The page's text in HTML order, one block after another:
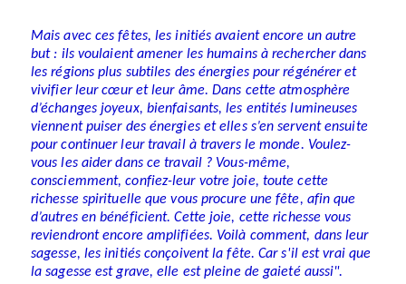
Mais avec ces fêtes, les initiés avaient encore un autre
but : ils voulaient amener les humains à rechercher dans
les régions plus subtiles des énergies pour régénérer et
vivifier leur cœur et leur âme. Dans cette atmosphère
d’échanges joyeux, bienfaisants, les entités lumineuses
viennent puiser des énergies et elles s’en servent ensuite
pour continuer leur travail à travers le monde. Voulez-
vous les aider dans ce travail ? Vous-même,
consciemment, confiez-leur votre joie, toute cette
richesse spirituelle que vous procure une fête, afin que
d’autres en bénéficient. Cette joie, cette richesse vous
reviendront encore amplifiées. Voilà comment, dans leur
sagesse, les initiés conçoivent la fête. Car s'il est vrai que
la sagesse est grave, elle est pleine de gaieté aussi".